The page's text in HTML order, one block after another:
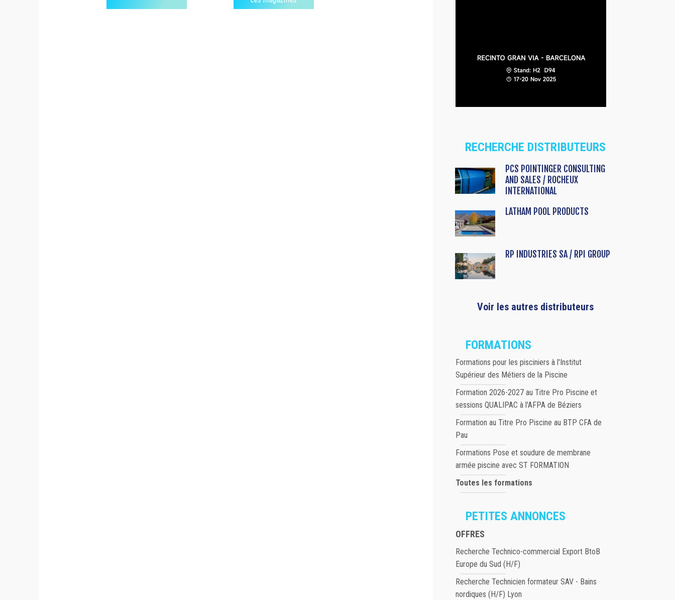
RECHERCHE DISTRIBUTEURS
PCS POINTINGER CONSULTING
AND SALES / ROCHEUX
INTERNATIONAL
LATHAM POOL PRODUCTS
RP INDUSTRIES SA / RPI GROUP
Voir les autres distributeurs
FORMATIONS
Formations pour les pisciniers à l'Institut
Supérieur des Métiers de la Piscine
Formation 2026-2027 au Titre Pro Piscine et
sessions QUALIPAC à l'AFPA de Béziers
Formation au Titre Pro Piscine au BTP CFA de
Pau
Formations Pose et soudure de membrane
armée piscine avec ST FORMATION
Toutes les formations
PETITES ANNONCES
OFFRES
Recherche Technico-commercial Export BtoB
Europe du Sud (H/F)
Recherche Technicien formateur SAV - Bains
nordiques (H/F) Lyon